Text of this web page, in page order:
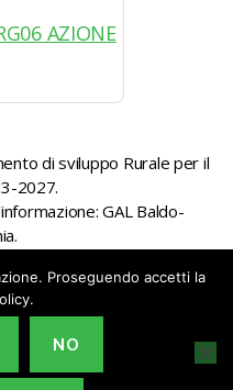
AZIONE
di sviluppo Rurale per il
2027.
GAL Baldo-
Proseguendo accetti la
NO